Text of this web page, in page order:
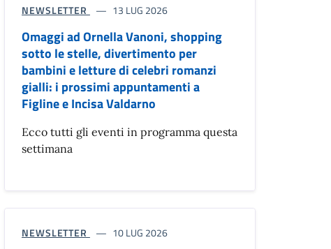
NEWSLETTER 13 LUG 2026
Omaggi ad Ornella Vanoni, shopping
sotto le stelle, divertimento per
bambini e letture di celebri romanzi
gialli: i prossimi appuntamenti a
Figline e Incisa Valdarno
Ecco tutti gli eventi in programma questa
settimana
NEWSLETTER 10 LUG 2026